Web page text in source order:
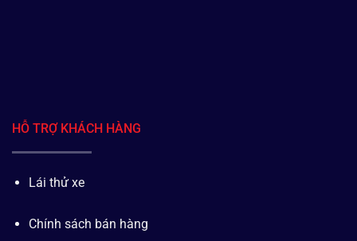
HỖ TRỢ KHÁCH HÀNG
Lái thử xe
Chính sách bán hàng